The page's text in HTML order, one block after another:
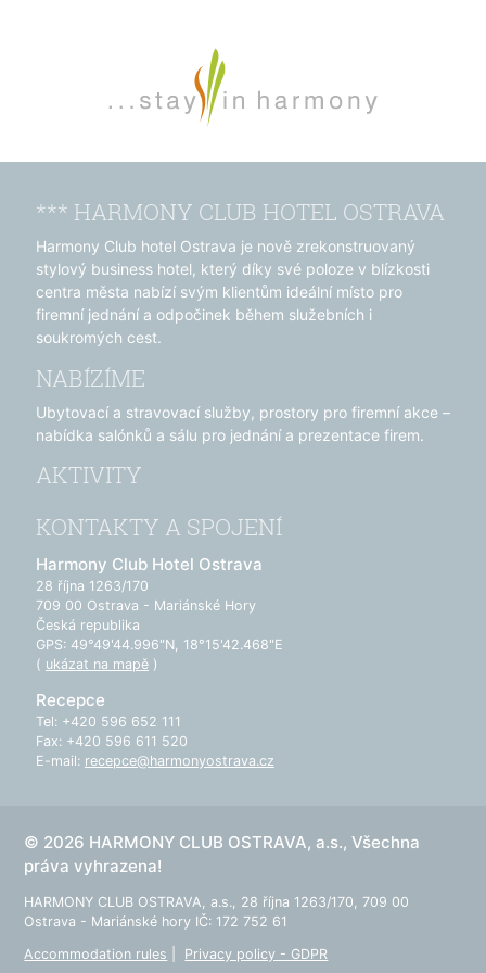
*** HARMONY CLUB HOTEL OSTRAVA
Harmony Club hotel Ostrava je nově zrekonstruovaný
stylový business hotel, který díky své poloze v blízkosti
centra města nabízí svým klientům ideální místo pro
firemní jednání a odpočinek během služebních i
soukromých cest.
NABÍZÍME
Ubytovací a stravovací služby, prostory pro firemní akce –
nabídka salónků a sálu pro jednání a prezentace firem.
AKTIVITY
KONTAKTY A SPOJENÍ
Harmony Club Hotel Ostrava
28 října 1263/170
709 00 Ostrava - Mariánské Hory
Česká republika
GPS: 49°49'44.996"N, 18°15'42.468"E
( ukázat na mapě)
Recepce
Tel: +420 596 652 111
Fax: +420 596 611 520
E-mail: recepce@harmonyostrava.cz
© 2026 HARMONY CLUB OSTRAVA, a.s., Všechna
práva vyhrazena!
HARMONY CLUB OSTRAVA, a.s., 28 října 1263/170, 709 00
Ostrava - Mariánské hory IČ: 172 752 61
Accommodation rules Privacy policy - GDPR